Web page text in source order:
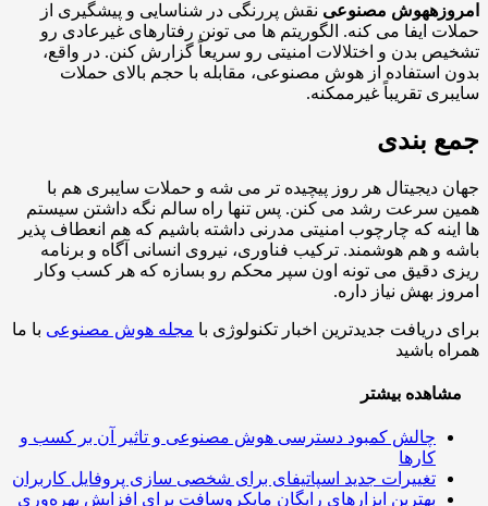
هوش مصنوعینقش پررنگی در شناسایی و پیشگیری از
ایفا می کنه. الگوریتم ها می تونن رفتارهای غیرعادی رو
بدن و اختلالات امنیتی رو سریعاً گزارش کنن. در واقع،
استفاده از هوش مصنوعی، مقابله با حجم بالای حملات
تقریباً غیرممکنه.
بندی
دیجیتال هر روز پیچیده تر می شه و حملات سایبری هم با
سرعت رشد می کنن. پس تنها راه سالم نگه داشتن سیستم
که چارچوب امنیتی مدرنی داشته باشیم که هم انعطاف پذیر
و هم هوشمند. ترکیب فناوری، نیروی انسانی آگاه و برنامه
دقیق می تونه اون سپر محکم رو بسازه که هر کسب وکار
بهش نیاز داره.
دریافت جدیدترین اخبار تکنولوژی با مجله هوش مصنوعیبا ما
باشید
بیشتر
چالش کمبود دسترسی هوش مصنوعی و تاثیر آن بر کسب و
کارها
تغییرات جدید اسپاتیفای برای شخصی سازی پروفایل کاربران
بهترین ابزارهای رایگان مایکروسافت برای افزایش بهره‌وری